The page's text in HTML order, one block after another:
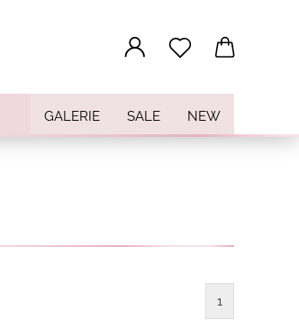
GALERIE SALE NEW
1